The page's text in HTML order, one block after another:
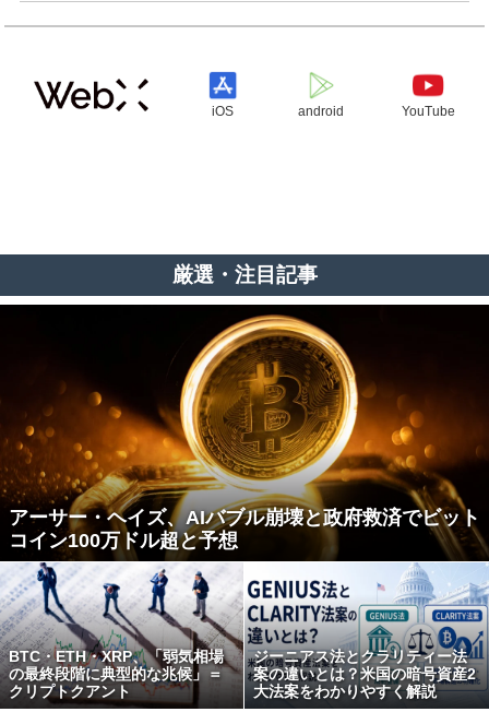
iOS android YouTube
厳選・注目記事
アーサー・ヘイズ、AIバブル崩壊と政府救済でビット
コイン100万ドル超と予想
BTC・ETH・XRP、「弱気相場
の最終段階に典型的な兆候」＝
クリプトクアント
ジーニアス法とクラリティー法
案の違いとは？米国の暗号資産2
大法案をわかりやすく解説